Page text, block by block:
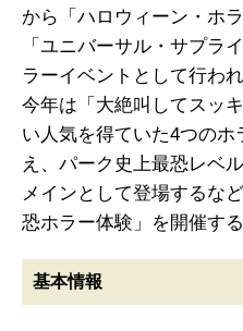
から「ハロウィーン・ホ
「ユニバーサル・サプラ
ラーイベントとして行わ
今年は「大絶叫してスッ
い人気を得ていた4つの
え、パーク史上最恐レベ
メインとして登場するな
恐ホラー体験」を開催する
基本情報